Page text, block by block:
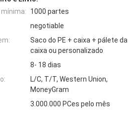
1000 partes
negotiable
Saco do PE + caixa + pálete da
caixa ou personalizado
8- 18 dias
L/C, T/T, Western Union,
MoneyGram
3.000.000 PCes pelo mês